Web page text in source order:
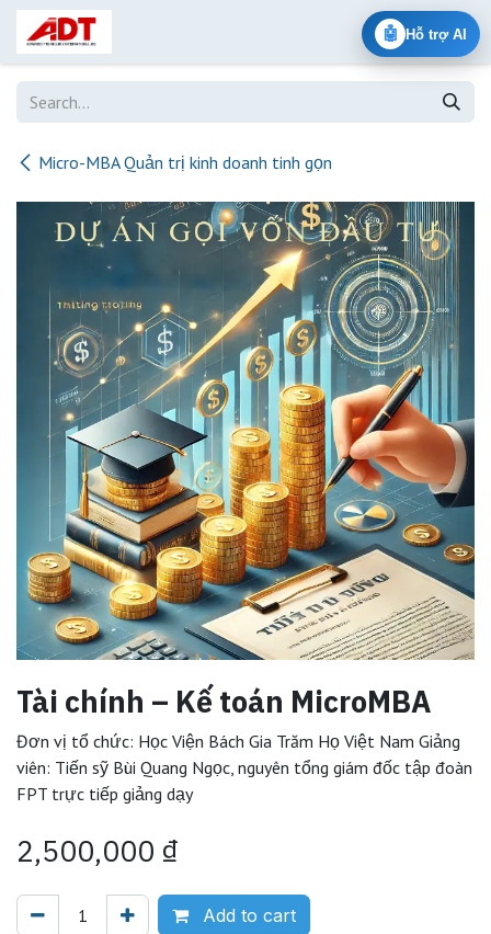
🤖 Hỗ trợ AI
Skip to Content
Micro-MBA Quản trị kinh doanh tinh gọn
Tài chính – Kế toán MicroMBA
Đơn vị tổ chức: Học Viện Bách Gia Trăm Họ Việt Nam Giảng
viên: Tiến sỹ Bùi Quang Ngọc, nguyên tổng giám đốc tập đoàn
FPT trực tiếp giảng dạy
2,500,000 ₫
Add to cart